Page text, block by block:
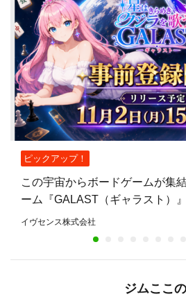
ピックアップ！
この宇宙からボードゲームが集
ーム『GALAST（ギャラスト）
登録開始！
イヴセンス株式会社
ジムここの